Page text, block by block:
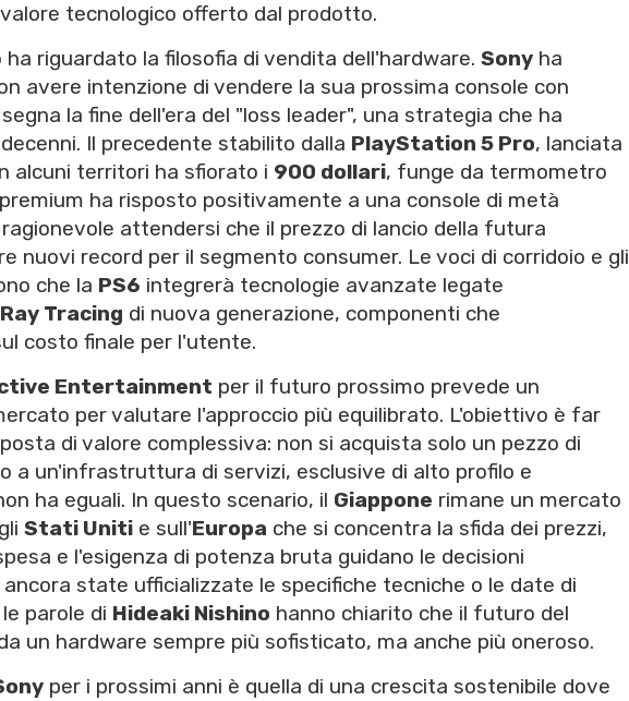
tecnologico offerto dal prodotto.
riguardato la filosofia di vendita dell'hardware. Sony ha
avere intenzione di vendere la sua prossima console con
la fine dell'era del "loss leader", una strategia che ha
Il precedente stabilito dalla PlayStation 5 Pro, lanciata
alcuni territori ha sfiorato i 900 dollari, funge da termometro
ha risposto positivamente a una console di metà
attendersi che il prezzo di lancio della futura
nuovi record per il segmento consumer. Le voci di corridoio e gli
che la PS6 integrerà tecnologie avanzate legate
Ray Tracing di nuova generazione, componenti che
costo finale per l'utente.
Entertainment per il futuro prossimo prevede un
per valutare l'approccio più equilibrato. L'obiettivo è far
di valore complessiva: non si acquista solo un pezzo di
a un'infrastruttura di servizi, esclusive di alto profilo e
ha eguali. In questo scenario, il Giappone rimane un mercato
Stati Uniti e sull'Europa che si concentra la sfida dei prezzi,
e l'esigenza di potenza bruta guidano le decisioni
state ufficializzate le specifiche tecniche o le date di
le parole di Hideaki Nishino hanno chiarito che il futuro del
un hardware sempre più sofisticato, ma anche più oneroso.
per i prossimi anni è quella di una crescita sostenibile dove